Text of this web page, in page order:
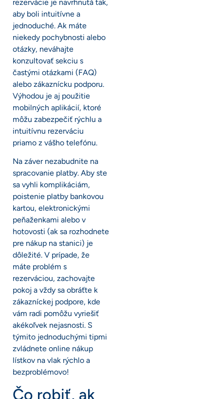
rezervácie je navrhnutá tak,
aby boli intuitívne a
jednoduché. Ak máte
niekedy pochybnosti alebo
otázky, neváhajte
konzultovať sekciu s
častými otázkami (FAQ)
alebo zákaznícku podporu.
Výhodou je aj použitie
mobilných aplikácií, ktoré
môžu zabezpečiť rýchlu a
intuitívnu rezerváciu
priamo z vášho telefónu.
Na záver nezabudnite na
spracovanie platby. Aby ste
sa vyhli komplikáciám,
poistenie platby bankovou
kartou, elektronickými
peňaženkami alebo v
hotovosti (ak sa rozhodnete
pre nákup na stanici) je
dôležité. V prípade, že
máte problém s
rezerváciou, zachovajte
pokoj a vždy sa obráťte k
zákazníckej podpore, kde
vám radi pomôžu vyriešiť
akékoľvek nejasnosti. S
týmito jednoduchými tipmi
zvládnete online nákup
lístkov na vlak rýchlo a
bezproblémovo!
Čo robiť, ak